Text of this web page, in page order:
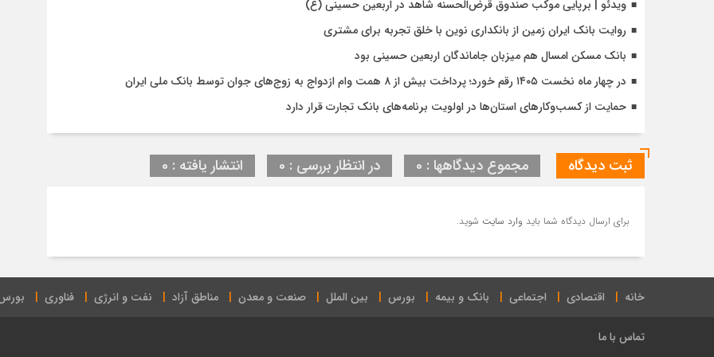
ویدئو | برپایی موکب صندوق قرض‌الحسنه شاهد در اربعین حسینی (ع)
روایت بانک ایران زمین از بانکداری نوین با خلق تجربه برای مشتری
بانک مسکن امسال هم میزبان جاماندگان اربعین حسینی بود
در چهار ماه نخست ۱۴۰۵ رقم خورد؛ پرداخت بیش از ۸ همت وام ازدواج به زوج‌های جوان توسط بانک ملی ایران
حمایت از کسب‌وکارهای استان‌ها در اولویت برنامه‌های بانک تجارت قرار دارد
ثبت دیدگاه مجموع دیدگاهها : 0 در انتظار بررسی : 0 انتشار یافته : 0
برای ارسال دیدگاه شما باید وارد سایت شوید.
خانه اقتصادی اجتماعی بانک و بیمه بورس بین الملل صنعت و معدن مناطق آزاد نفت و انرژی فناوری
تماس با ما